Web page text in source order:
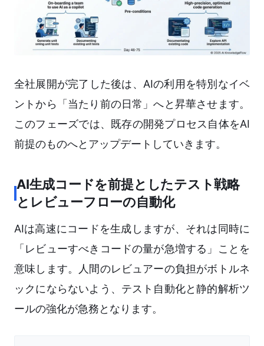
全社展開が完了した後は、AIの利用を特別なイベ
ントから「当たり前の日常」へと昇華させます。
このフェーズでは、既存の開発プロセス自体をAI
前提のものへとアップデートしていきます。
AI生成コードを前提としたテスト戦略
とレビューフローの自動化
AIは高速にコードを生成しますが、それは同時に
「レビューすべきコードの量が急増する」ことを
意味します。人間のレビュアーの負担がボトルネ
ックにならないよう、テスト自動化と静的解析ツ
ールの強化が急務となります。